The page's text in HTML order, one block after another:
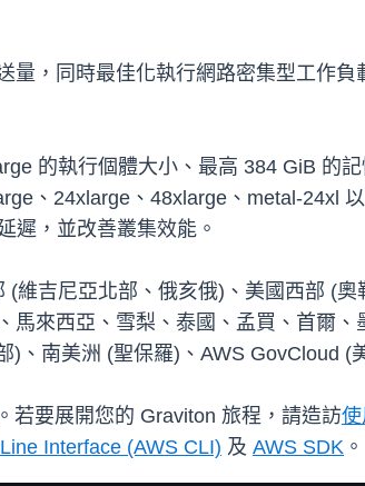
量，同時最佳化執行網路密集型工作
的執行個體大小、最高 384 GiB 的
、24xlarge、48xlarge、metal-24xl
遲，並改善叢集效能。
維吉尼亞北部、俄亥俄)、美國西部 (
馬來西亞、雪梨、泰國、孟買、首爾
、南美洲 (聖保羅)、AWS GovCloud (
。若要展開您的 Graviton 旅程，請造訪
Interface (AWS CLI) 及 AWS SDK 。